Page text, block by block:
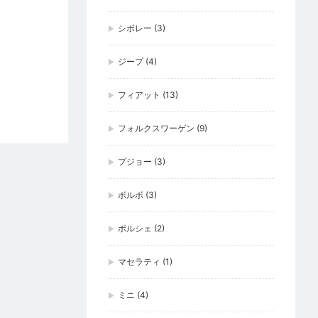
シボレー (3)
ジープ(4)
フィアット (13)
フォルクスワーゲン (9)
プジョー (3)
ボルボ(3)
ポルシェ (2)
マセラティ (1)
ミニ (4)